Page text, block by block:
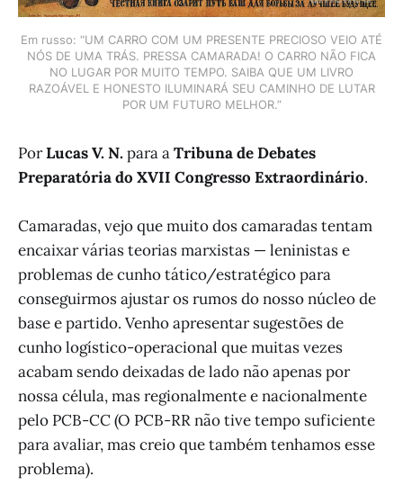
Em russo: “UM CARRO COM UM PRESENTE PRECIOSO VEIO ATÉ
NÓS DE UMA TRÁS. PRESSA CAMARADA! O CARRO NÃO FICA
NO LUGAR POR MUITO TEMPO. SAIBA QUE UM LIVRO
RAZOÁVEL E HONESTO ILUMINARÁ SEU CAMINHO DE LUTAR
POR UM FUTURO MELHOR.”
PorLucas V. N.para aTribuna de Debates
Preparatória do XVII Congresso Extraordinário.
Camaradas, vejo que muito dos camaradas tentam
encaixar várias teorias marxistas — leninistas e
problemas de cunho tático/estratégico para
conseguirmos ajustar os rumos do nosso núcleo de
base e partido. Venho apresentar sugestões de
cunho logístico-operacional que muitas vezes
acabam sendo deixadas de lado não apenas por
nossa célula, mas regionalmente e nacionalmente
pelo PCB-CC (O PCB-RR não tive tempo suficiente
para avaliar, mas creio que também tenhamos esse
problema).